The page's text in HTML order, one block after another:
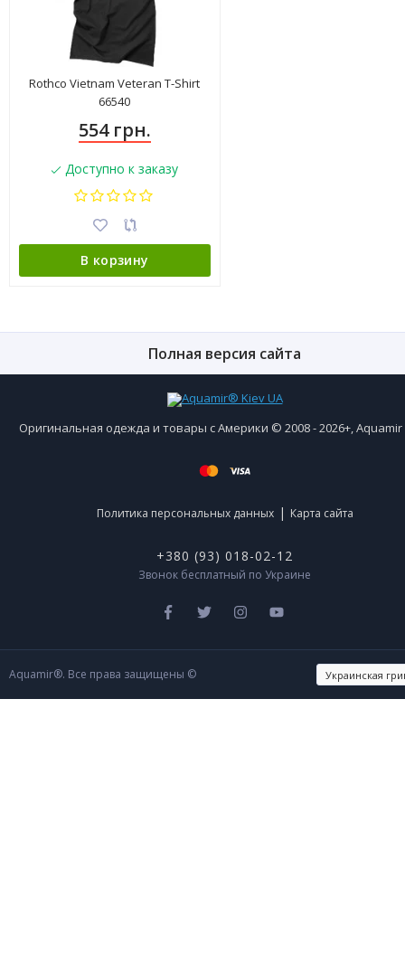
Rothco Vietnam Veteran T-Shirt
66540
554 грн.
Доступно к заказу
В корзину
Полная версия сайта
Оригинальная одежда и товары с Америки © 2008 - 2026+,
Политика персональных данных | Карта сайта
+380 (93) 018-02-12
Звонок бесплатный по Украине
Aquamir®. Все права защищены ©